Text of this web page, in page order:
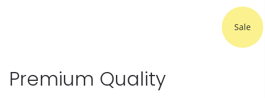
Sale
Premium Quality